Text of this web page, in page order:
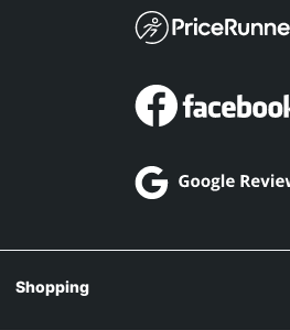
Shopping